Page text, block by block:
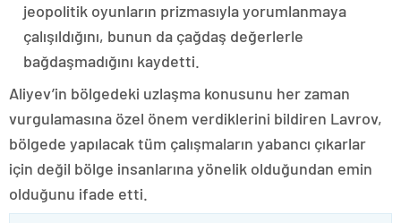
jeopolitik oyunların prizmasıyla yorumlanmaya
çalışıldığını, bunun da çağdaş değerlerle
bağdaşmadığını kaydetti.
Aliyev’in bölgedeki uzlaşma konusunu her zaman
vurgulamasına özel önem verdiklerini bildiren Lavrov,
bölgede yapılacak tüm çalışmaların yabancı çıkarlar
için değil bölge insanlarına yönelik olduğundan emin
olduğunu ifade etti.